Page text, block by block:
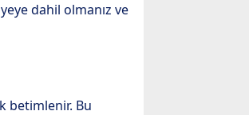
dahil olmanız ve
betimlenir. Bu